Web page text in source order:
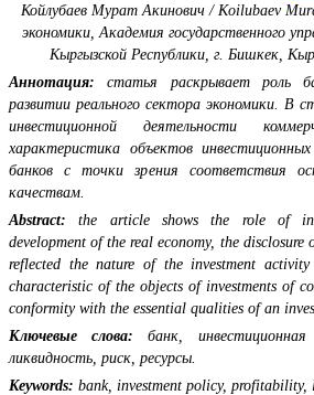
Койлубаев Мурат Акинович / Koilubaev
экономики, Академия государственного
Кыргызской Республики, г. Бишкек,
Аннотация: статья раскрывает роль
развитии реального сектора экономики. В
инвестиционной деятельности
характеристика объектов
банков с точки зрения соответствия
качествам.
Abstract: the article shows the role of
development of the real economy, the disclosure
reflected the nature of the investment
characteristic of the objects of investments of
conformity with the essential qualities of an
Ключевые слова: банк, инвестиционная
ликвидность, риск, ресурсы.
Keywords: bank, investment policy, profitability,